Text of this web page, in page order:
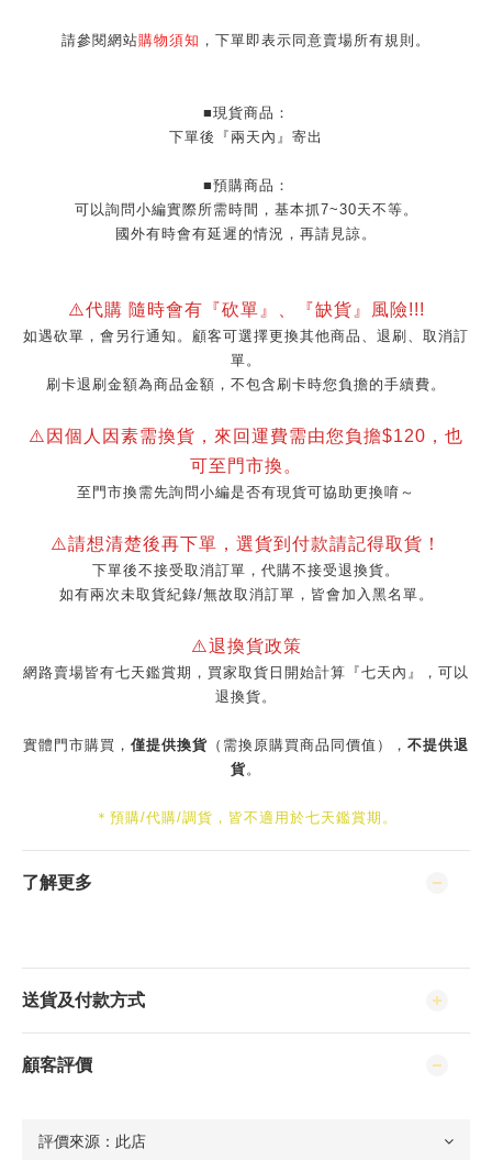
請參閱網站購物須知 ，下單即表示同意賣場所有規則。
■現貨商品：
下單後『兩天內』寄出
■預購商品：
可以詢問小編實際所需時間，基本抓7~30天不等。
國外有時會有延遲的情況，再請見諒。
⚠️代購 隨時會有『砍單』、『缺貨』風險!!!
如遇砍單，會另行通知。顧客可選擇更換其他商品、退刷、取消訂
單。
刷卡退刷金額為商品金額，不包含刷卡時您負擔的手續費。
⚠️因個人因素需換貨，來回運費需由您負擔$120，也
可至門市換。
至門市換需先詢問小編是否有現貨可協助更換唷～
⚠️請想清楚後再下單，選貨到付款請記得取貨！
下單後不接受取消訂單，代購不接受退換貨。
如有兩次未取貨紀錄/無故取消訂單，皆會加入黑名單。
⚠️退換貨政策
網路賣場皆有七天鑑賞期，買家取貨日開始計算『七天內』，可以
退換貨。
實體門市購買， 僅提供換貨 （需換原購買商品同價值）， 不提供退
貨。
＊預購/代購/調貨，皆不適用於七天鑑賞期。
了解更多
送貨及付款方式
顧客評價